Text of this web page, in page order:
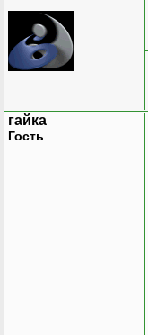
гайка
Гость